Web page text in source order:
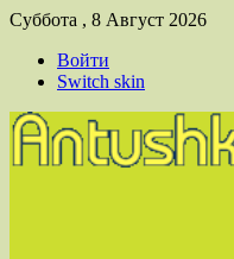
Суббота , 8 Август 2026
Войти
Switch skin